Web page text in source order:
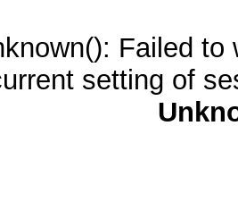
Failed
setting of